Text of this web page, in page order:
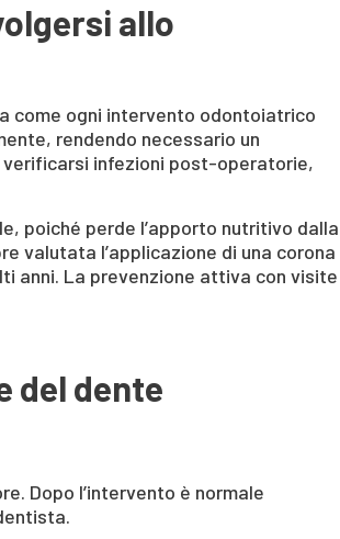
allo
come ogni intervento odontoiatrico
rendendo necessario un
infezioni post-operatorie,
poiché perde l’apporto nutritivo dalla
valutata l’applicazione di una corona
anni. La prevenzione attiva con visite
del dente
Dopo l’intervento è normale